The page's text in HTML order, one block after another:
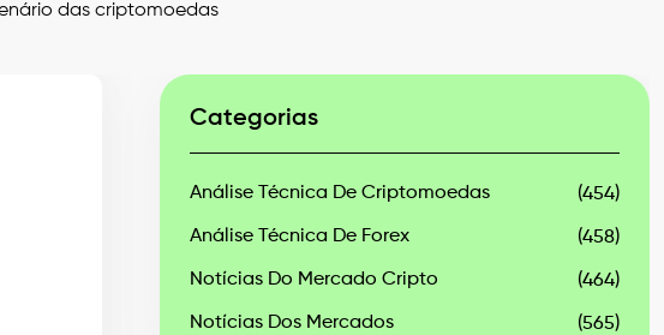
das criptomoedas
Categorias
Análise Técnica De Criptomoedas (454)
Análise Técnica De Forex (458)
Notícias Do Mercado Cripto (464)
Notícias Dos Mercados (565)